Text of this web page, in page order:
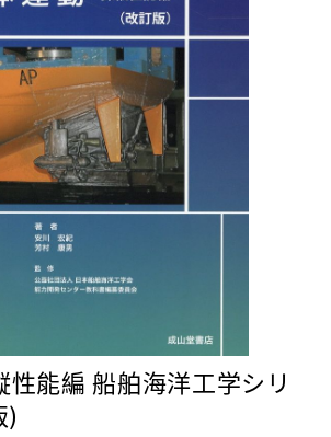
能編 船舶海洋工学シリ
)